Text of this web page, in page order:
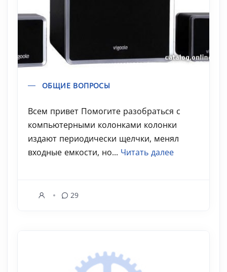
ОБЩИЕ ВОПРОСЫ
Всем привет Помогите разобраться с
компьютерными колонками колонки
издают периодически щелчки, менял
входные емкости, но... Читать далее
29